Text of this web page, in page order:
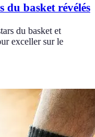
du basket révélés
du basket et
exceller sur le